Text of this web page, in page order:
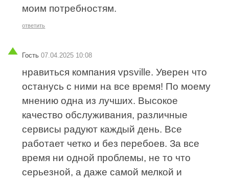
моим потребностям.
ответить
Гость 07.04.2025 10:08
нравиться компания vpsville. Уверен что
останусь с ними на все время! По моему
мнению одна из лучших. Высокое
качество обслуживания, различные
сервисы радуют каждый день. Все
работает четко и без перебоев. За все
время ни одной проблемы, не то что
серьезной, а даже самой мелкой и